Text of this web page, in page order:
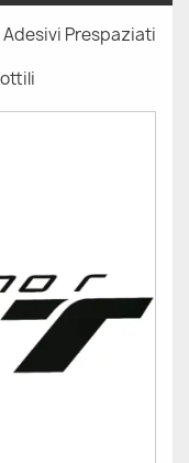
Adesivi Prespaziati